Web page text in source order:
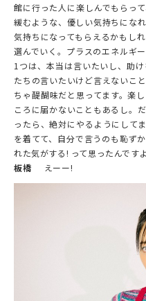
館に行った人に楽しんでもらっ
緩むような、優しい気持ちにな
気持ちになってもらえるかもし
選んでいく。プラスのエネルギ
1つは、本当は言いたいし、助
たちの言いたいけど言えないこ
ちゃ醍醐味だと思ってます。楽
ころに届かないこともあるし。
ったら、絶対にやるようにして
を着てて、自分で言うのも恥ず
れた気がする! って思ったんですよ
板橋
えーー!